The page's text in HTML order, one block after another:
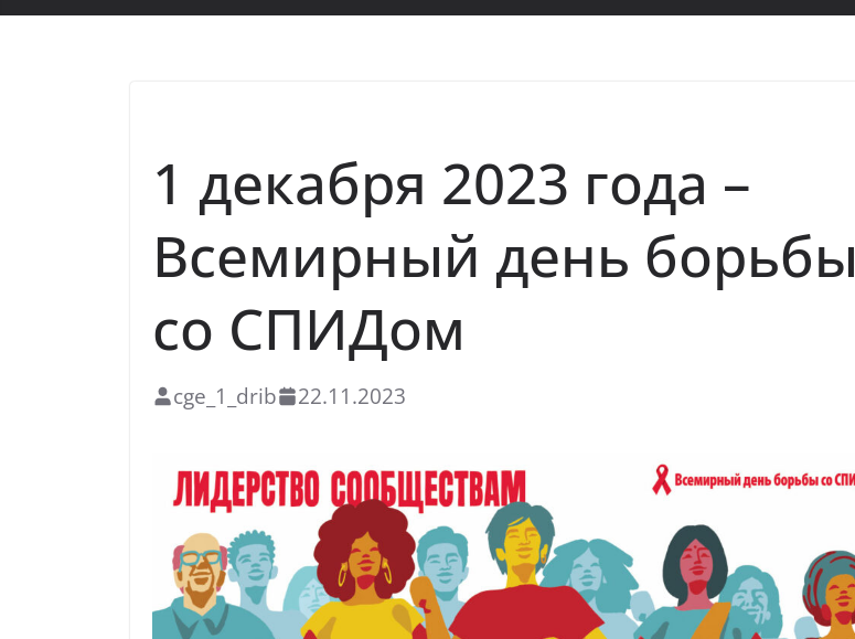
1 декабря 2023 года –
Всемирный день борьбы
со СПИДом
cge_1_drib 22.11.2023